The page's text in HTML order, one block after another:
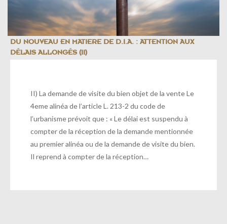
DU NOUVEAU EN MATIERE DE D.I.A. : ATTENTION AUX
DÉLAIS ALLONGÉS (II)
II) La demande de visite du bien objet de la vente Le
4eme alinéa de l’article L. 213-2 du code de
l’urbanisme prévoit que : « Le délai est suspendu à
compter de la réception de la demande mentionnée
au premier alinéa ou de la demande de visite du bien.
Il reprend à compter de la réception…